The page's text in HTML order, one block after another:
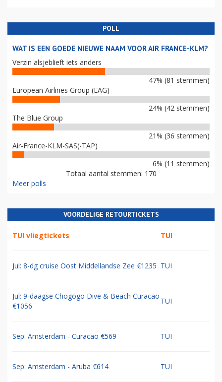
POLL
WAT IS EEN GOEDE NIEUWE NAAM VOOR AIR FRANCE-KLM?
Verzin alsjeblieft iets anders
47% (81 stemmen)
European Airlines Group (EAG)
24% (42 stemmen)
The Blue Group
21% (36 stemmen)
Air-France-KLM-SAS(-TAP)
6% (11 stemmen)
Totaal aantal stemmen: 170
Meer polls
VOORDELIGE RETOURTICKETS
TUI vliegtickets TUI
Jul: 8-dg cruise Oost Middellandse Zee €1235 TUI
Jul: 9-daagse Chogogo Dive & Beach Curacao
€1056
TUI
Sep: Amsterdam - Curacao €569 TUI
Sep: Amsterdam - Aruba €614 TUI